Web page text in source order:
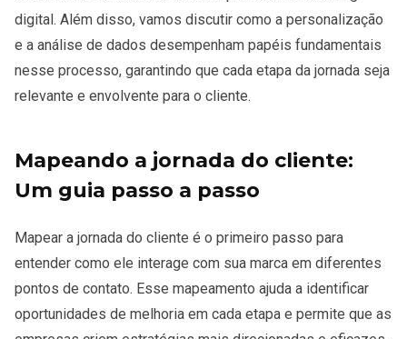
digital. Além disso, vamos discutir como a personalização
e a análise de dados desempenham papéis fundamentais
nesse processo, garantindo que cada etapa da jornada seja
relevante e envolvente para o cliente.
Mapeando a jornada do cliente:
Um guia passo a passo
Mapear a jornada do cliente é o primeiro passo para
entender como ele interage com sua marca em diferentes
pontos de contato. Esse mapeamento ajuda a identificar
oportunidades de melhoria em cada etapa e permite que as